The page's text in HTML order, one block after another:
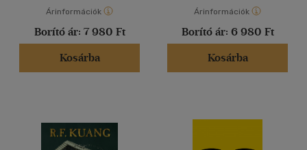
Árinformációk
Borító ár: 7 980 Ft
Kosárba
Árinformációk
Borító ár: 6 980 Ft
Kosárba